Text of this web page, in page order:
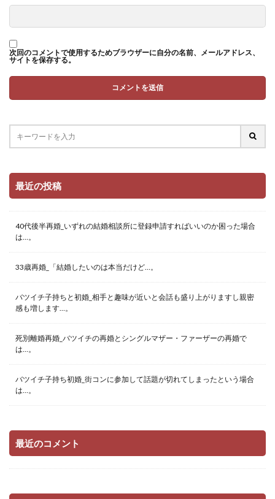
次回のコメントで使用するためブラウザーに自分の名前、メールアドレス、
サイトを保存する。
最近の投稿
40代後半再婚_いずれの結婚相談所に登録申請すればいいのか困った場合
は…。
33歳再婚_「結婚したいのは本当だけど…。
バツイチ子持ちと初婚_相手と趣味が近いと会話も盛り上がりますし親密
感も増します…。
死別離婚再婚_バツイチの再婚とシングルマザー・ファーザーの再婚で
は…。
バツイチ子持ち初婚_街コンに参加して話題が切れてしまったという場合
は…。
最近のコメント